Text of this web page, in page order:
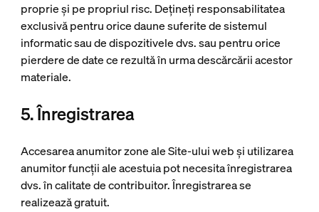
proprie și pe propriul risc. Dețineți responsabilitatea
exclusivă pentru orice daune suferite de sistemul
informatic sau de dispozitivele dvs. sau pentru orice
pierdere de date ce rezultă în urma descărcării acestor
materiale.
5. Înregistrarea
Accesarea anumitor zone ale Site-ului web și utilizarea
anumitor funcții ale acestuia pot necesita înregistrarea
dvs. în calitate de contribuitor. Înregistrarea se
realizează gratuit.